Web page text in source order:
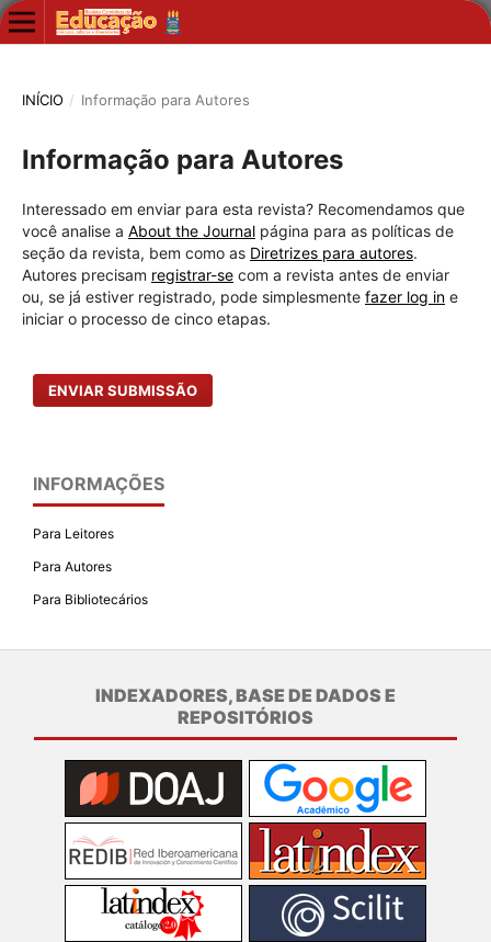
INÍCIO / Informação para Autores
Informação para Autores
Interessado em enviar para esta revista? Recomendamos que
você analise a About the Journalpágina para as políticas de
seção da revista, bem como as Diretrizes para autores.
Autores precisam registrar-secom a revista antes de enviar
ou, se já estiver registrado, pode simplesmente fazer log ine
iniciar o processo de cinco etapas.
ENVIAR SUBMISSÃO
INFORMAÇÕES
Para Leitores
Para Autores
Para Bibliotecários
INDEXADORES, BASE DE DADOS E
REPOSITÓRIOS